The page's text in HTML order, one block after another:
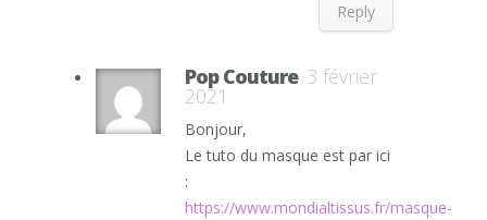
Reply
Pop Couture 3 février
2021
Bonjour,
Le tuto du masque est par ici
:
https://www.mondialtissus.fr/masque-